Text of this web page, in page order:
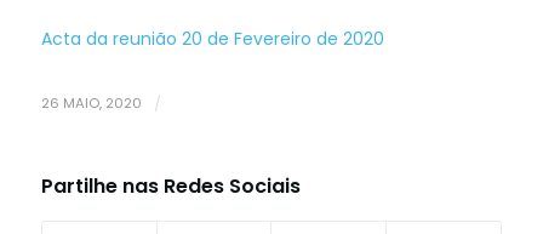
Acta da reunião 20 de Fevereiro de 2020
26 MAIO, 2020 /
Partilhe nas Redes Sociais